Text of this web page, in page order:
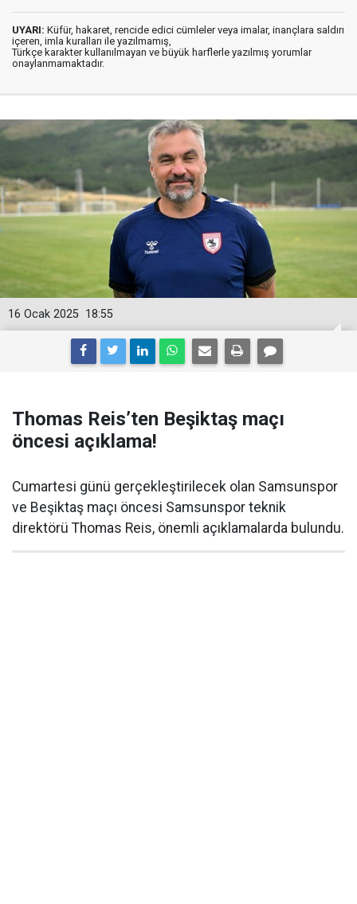
UYARI: Küfür, hakaret, rencide edici cümleler veya imalar, inançlara saldırı
içeren, imla kuralları ile yazılmamış,
Türkçe karakter kullanılmayan ve büyük harflerle yazılmış yorumlar
onaylanmamaktadır.
18:55
16 Ocak 2025
Thomas Reis’ten Beşiktaş maçı
öncesi açıklama!
Cumartesi günü gerçekleştirilecek olan Samsunspor
ve Beşiktaş maçı öncesi Samsunspor teknik
direktörü Thomas Reis, önemli açıklamalarda bulundu.